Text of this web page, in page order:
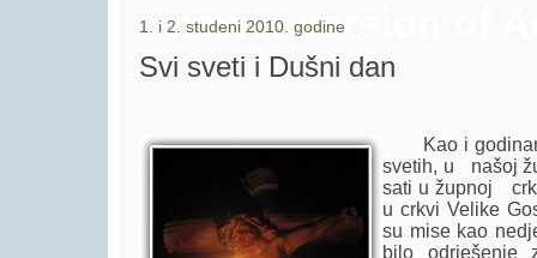
newer version of
1. i 2. studeni 2010. godine
Svi sveti i Dušni dan
Kao i
svetih, u našoj
sati u župnoj
u crkvi Velike
su mise kao
bilo odrješenje